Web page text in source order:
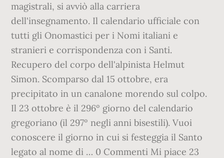
magistrali, si avviò alla carriera
dell'insegnamento. Il calendario ufficiale con
tutti gli Onomastici per i Nomi italiani e
stranieri e corrispondenza con i Santi.
Recupero del corpo dell'alpinista Helmut
Simon. Scomparso dal 15 ottobre, era
precipitato in un canalone morendo sul colpo.
Il 23 ottobre è il 296º giorno del calendario
gregoriano (il 297º negli anni bisestili). Vuoi
conoscere il giorno in cui si festeggia il Santo
legato al nome di … 0 Commenti Mi piace 23